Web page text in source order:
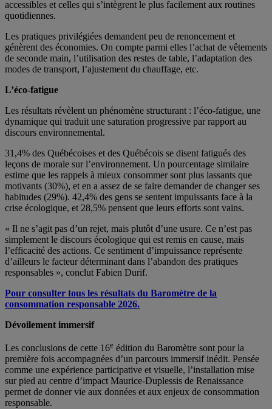
accessibles et celles qui s’intègrent le plus facilement aux routines
quotidiennes.
Les pratiques privilégiées demandent peu de renoncement et
génèrent des économies. On compte parmi elles l’achat de vêtements
de seconde main, l’utilisation des restes de table, l’adaptation des
modes de transport, l’ajustement du chauffage, etc.
L’éco-fatigue
Les résultats révèlent un phénomène structurant : l’éco-fatigue, une
dynamique qui traduit une saturation progressive par rapport au
discours environnemental.
31,4% des Québécoises et des Québécois se disent fatigués des
leçons de morale sur l’environnement. Un pourcentage similaire
estime que les rappels à mieux consommer sont plus lassants que
motivants (30%), et en a assez de se faire demander de changer ses
habitudes (29%). 42,4% des gens se sentent impuissants face à la
crise écologique, et 28,5% pensent que leurs efforts sont vains.
« Il ne s’agit pas d’un rejet, mais plutôt d’une usure. Ce n’est pas
simplement le discours écologique qui est remis en cause, mais
l’efficacité des actions. Ce sentiment d’impuissance représente
d’ailleurs le facteur déterminant dans l’abandon des pratiques
responsables », conclut Fabien Durif.
Pour consulter tous les résultats du Baromètre de la
consommation responsable 2026.
Dévoilement immersif
Les conclusions de cette 16e édition du Baromètre sont pour la
première fois accompagnées d’un parcours immersif inédit. Pensée
comme une expérience participative et visuelle, l’installation mise
sur pied au centre d’impact Maurice-Duplessis de Renaissance
permet de donner vie aux données et aux enjeux de consommation
responsable.